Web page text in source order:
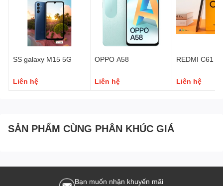
SS galaxy M15 5G
Liên hệ
OPPO A58
Liên hệ
REDMI C61
Liên hệ
SẢN PHẨM CÙNG PHÂN KHÚC GIÁ
Bạn muốn nhận khuyến mãi